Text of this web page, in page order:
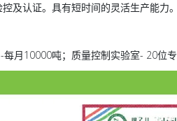
及认证。具有短时间的灵活生产能力。
月10000吨；质量控制实验室- 20位